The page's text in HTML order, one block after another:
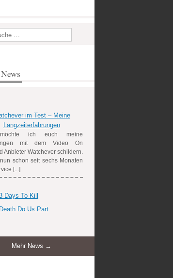
im Test – Meine
Langzeiterfahrungen
ich euch meine
mit dem Video On
Anbieter Watchever schildern.
schon seit sechs Monaten
[...]
Days To Kill
Death Do Us Part
Mehr News →